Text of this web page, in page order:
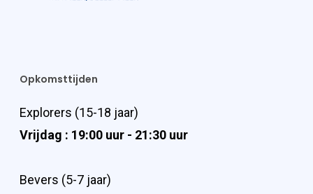
Opkomsttijden
Explorers (15-18 jaar)
Vrijdag : 19:00 uur - 21:30 uur
Bevers (5-7 jaar)